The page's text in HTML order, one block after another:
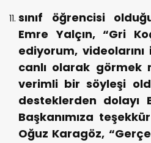
sınıf öğrencisi
Emre Yalçın, “Gri
ediyorum,
canlı olarak görmek
verimli bir söyleşi
desteklerden dolayı
Başkanımıza
Oğuz Karagöz,